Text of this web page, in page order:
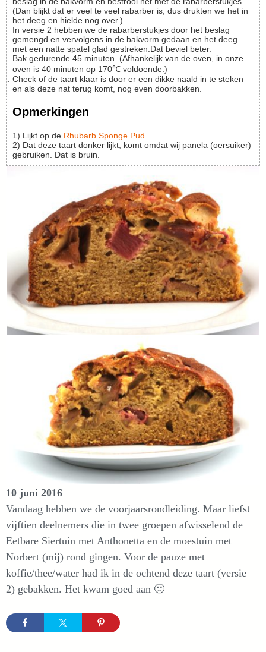
(Dan blijkt dat er veel te veel rabarber is, dus drukten we het in
het deeg en hielde nog over.)
In versie 2 hebben we de rabarberstukjes door het beslag
gemengd en vervolgens in de bakvorm gedaan en het deeg
met een natte spatel glad gestreken.Dat beviel beter.
Bak gedurende 45 minuten. (Afhankelijk van de oven, in onze
oven is 40 minuten op 170℃ voldoende.)
Check of de taart klaar is door er een dikke naald in te steken
en als deze nat terug komt, nog even doorbakken.
Opmerkingen
1) Lijkt op de Rhubarb Sponge Pud
2) Dat deze taart donker lijkt, komt omdat wij panela (oersuiker)
gebruiken. Dat is bruin.
10 juni 2016
Vandaag hebben we de voorjaarsrondleiding. Maar liefst
vijftien deelnemers die in twee groepen afwisselend de
Eetbare Siertuin met Anthonetta en de moestuin met
Norbert (mij) rond gingen. Voor de pauze met
koffie/thee/water had ik in de ochtend deze taart (versie
2) gebakken. Het kwam goed aan 🙂